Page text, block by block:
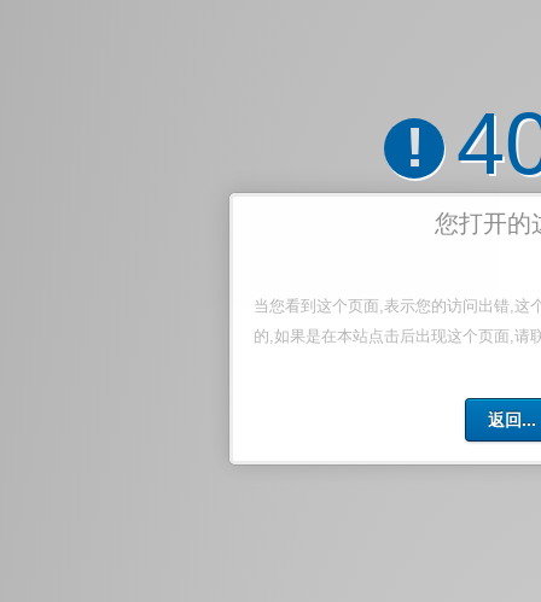
!
您打开的
当您看到这个页面,表示您的访问出错,这
的,如果是在本站点击后出现这个页面,请
返回...